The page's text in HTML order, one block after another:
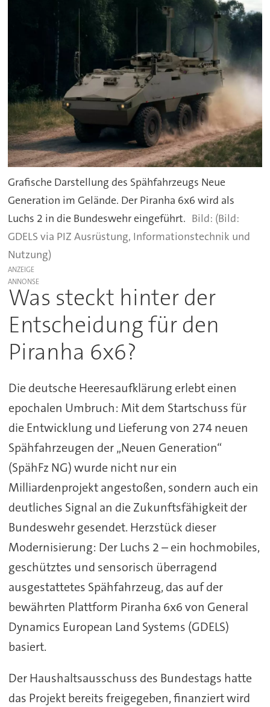
Grafische Darstellung des Spähfahrzeugs Neue
Generation im Gelände. Der Piranha 6x6 wird als
Luchs 2 in die Bundeswehr eingeführt.
(Bild:
GDELS via PIZ Ausrüstung, Informationstechnik und
Nutzung)
ANZEIGE
Was steckt hinter der
Entscheidung für den
Piranha 6x6?
Die deutsche Heeresaufklärung erlebt einen
epochalen Umbruch: Mit dem Startschuss für
die Entwicklung und Lieferung von 274 neuen
Spähfahrzeugen der „Neuen Generation“
(SpähFz NG) wurde nicht nur ein
Milliardenprojekt angestoßen, sondern auch ein
deutliches Signal an die Zukunftsfähigkeit der
Bundeswehr gesendet. Herzstück dieser
Modernisierung: Der Luchs 2 – ein hochmobiles,
geschütztes und sensorisch überragend
ausgestattetes Spähfahrzeug, das auf der
bewährten Plattform Piranha 6x6 von General
Dynamics European Land Systems (GDELS)
basiert.
Der Haushaltsausschuss des Bundestags hatte
das Projekt bereits freigegeben, finanziert wird